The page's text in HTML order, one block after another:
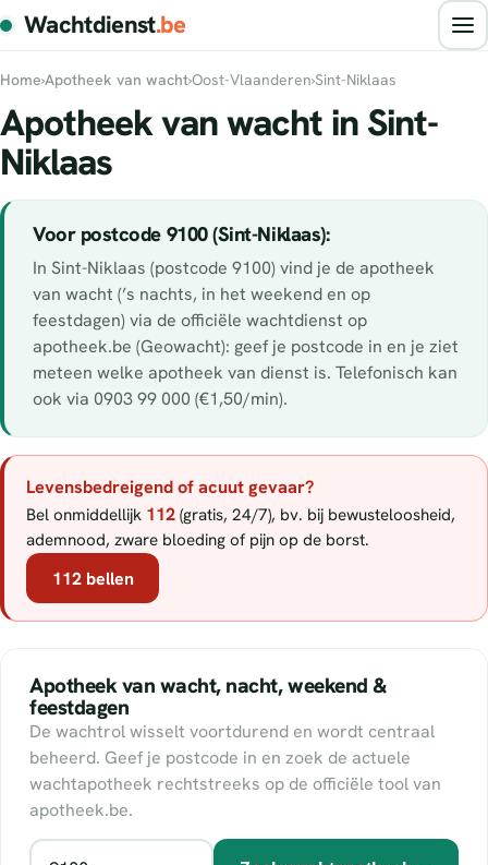
Wachtdienst.be
Home›Apotheek van wacht›Oost-Vlaanderen›Sint-Niklaas
Apotheek van wacht in Sint-
Niklaas
Voor postcode 9100 (Sint-Niklaas):
In Sint-Niklaas (postcode 9100) vind je de apotheek
van wacht (’s nachts, in het weekend en op
feestdagen) via de officiële wachtdienst op
apotheek.be (Geowacht): geef je postcode in en je ziet
meteen welke apotheek van dienst is. Telefonisch kan
ook via 0903 99 000 (€1,50/min).
Levensbedreigend of acuut gevaar?
Bel onmiddellijk 112 (gratis, 24/7), bv. bij bewusteloosheid,
ademnood, zware bloeding of pijn op de borst.
112 bellen
Apotheek van wacht, nacht, weekend &
feestdagen
De wachtrol wisselt voortdurend en wordt centraal
beheerd. Geef je postcode in en zoek de actuele
wachtapotheek rechtstreeks op de officiële tool van
apotheek.be.